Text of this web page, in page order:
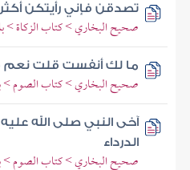
تصدقن فإني رأيتكن أكثر
صحيح البخاري > كتاب الزكاة >
ما لك أنفست قلت نعم
صحيح البخاري > كتاب الصوم >
آخى النبي صلى الله
الدرداء
صحيح البخاري > كتاب الصوم >